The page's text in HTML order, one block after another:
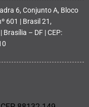
6, Conjunto A, Bloco
601 | Brasil 21,
Brasília – DF | CEP: